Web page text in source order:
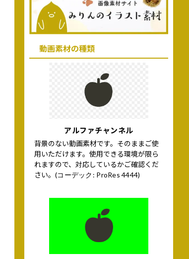
動画素材の種類
アルファチャンネル
背景のない動画素材です。そのままご使
用いただけます。使用できる環境が限ら
れますので、対応しているかご確認くだ
さい。 (コーデック: ProRes 4444)